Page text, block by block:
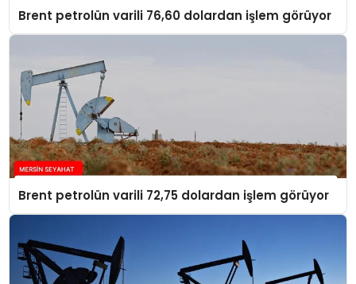
Brent petrolün varili 76,60 dolardan işlem görüyor
Brent petrolün varili 72,75 dolardan işlem görüyor